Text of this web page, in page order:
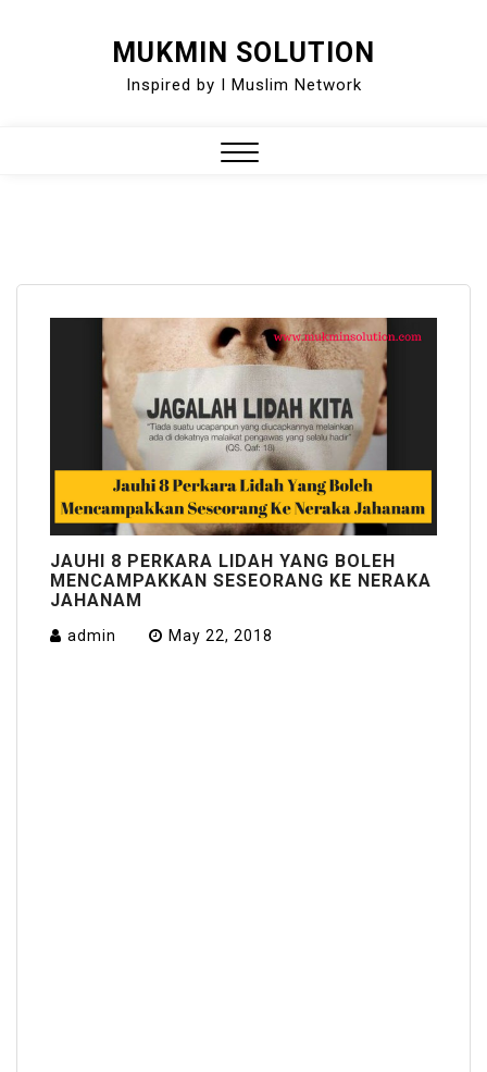
MUKMIN SOLUTION
Inspired by I Muslim Network
JAUHI 8 PERKARA LIDAH YANG BOLEH
MENCAMPAKKAN SESEORANG KE NERAKA
JAHANAM
admin May 22, 2018